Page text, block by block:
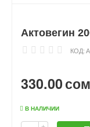
Актовегин
КОД:
330.00
В НАЛИЧИИ